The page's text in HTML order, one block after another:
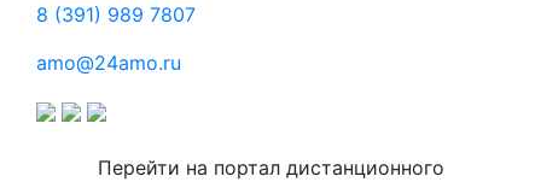
8 (391) 989 7807
amo@24amo.ru
Перейти на портал дистанционного